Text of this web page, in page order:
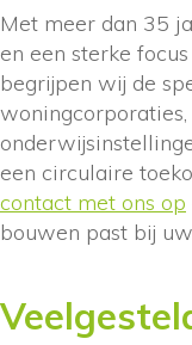
Met meer dan 35
en een sterke
begrijpen wij de
een circulaire
contact met ons op
bouwen past bij